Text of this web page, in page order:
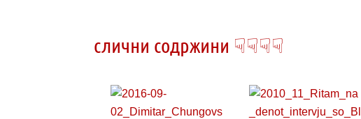
слични содржини ☟☟☟☟